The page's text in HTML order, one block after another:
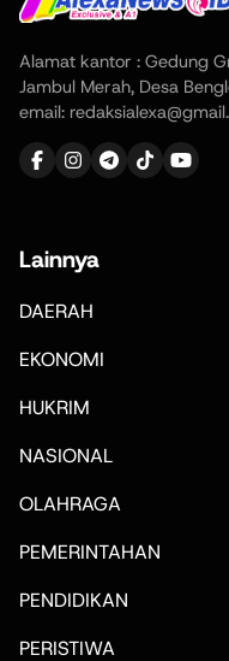
Alamat kantor : Gedung
Jambul Merah, Desa
email:
Lainnya
DAERAH
EKONOMI
HUKRIM
NASIONAL
OLAHRAGA
PEMERINTAHAN
PENDIDIKAN
PERISTIWA